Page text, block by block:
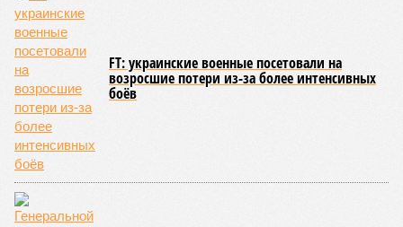
FT: украинские военные посетовали на
возросшие потери из-за более интенсивных
боёв